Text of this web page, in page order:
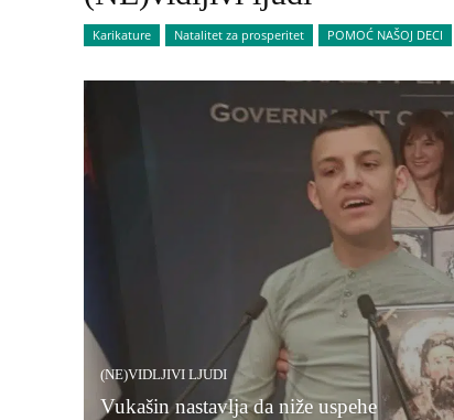
Karikature Natalitet za prosperitet POMOĆ NAŠOJ DECI
(NE)VIDLJIVI LJUDI
Vukašin nastavlja da niže uspehe